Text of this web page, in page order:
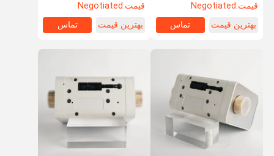
قیمت:Negotiated
بهترین قیمت
تماس
قیمت:Negotiated
بهترین قیمت
تماس